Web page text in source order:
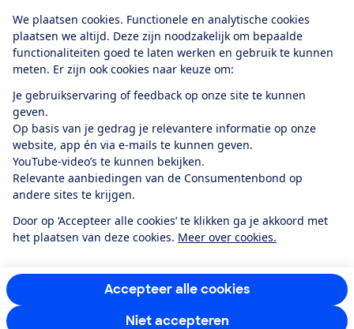
We plaatsen cookies. Functionele en analytische cookies
plaatsen we altijd. Deze zijn noodzakelijk om bepaalde
functionaliteiten goed te laten werken en gebruik te kunnen
meten. Er zijn ook cookies naar keuze om:
Je gebruikservaring of feedback op onze site te kunnen
geven.
Op basis van je gedrag je relevantere informatie op onze
website, app én via e-mails te kunnen geven.
YouTube-video’s te kunnen bekijken.
Relevante aanbiedingen van de Consumentenbond op
andere sites te krijgen.
Door op ‘Accepteer alle cookies’ te klikken ga je akkoord met
het plaatsen van deze cookies. Meer over cookies.
Accepteer alle cookies
Niet accepteren
Alles over de
app
Algemene Voorwaarden
Privacyverklaring
Cookiebeleid
Privacyvoorkeuren
Toegankelijkheid
RSS-feed nieuws
FacebookTwitterInstagram
YoutubeLinkedIn
12.901consumentenbeoordelen de Consumentenbondmet gemiddeld